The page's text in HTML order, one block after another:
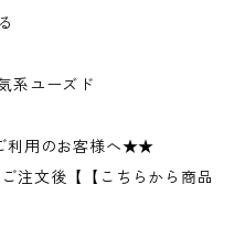
系ユーズド
利用のお客様へ★★
注文後【【こちらから商品